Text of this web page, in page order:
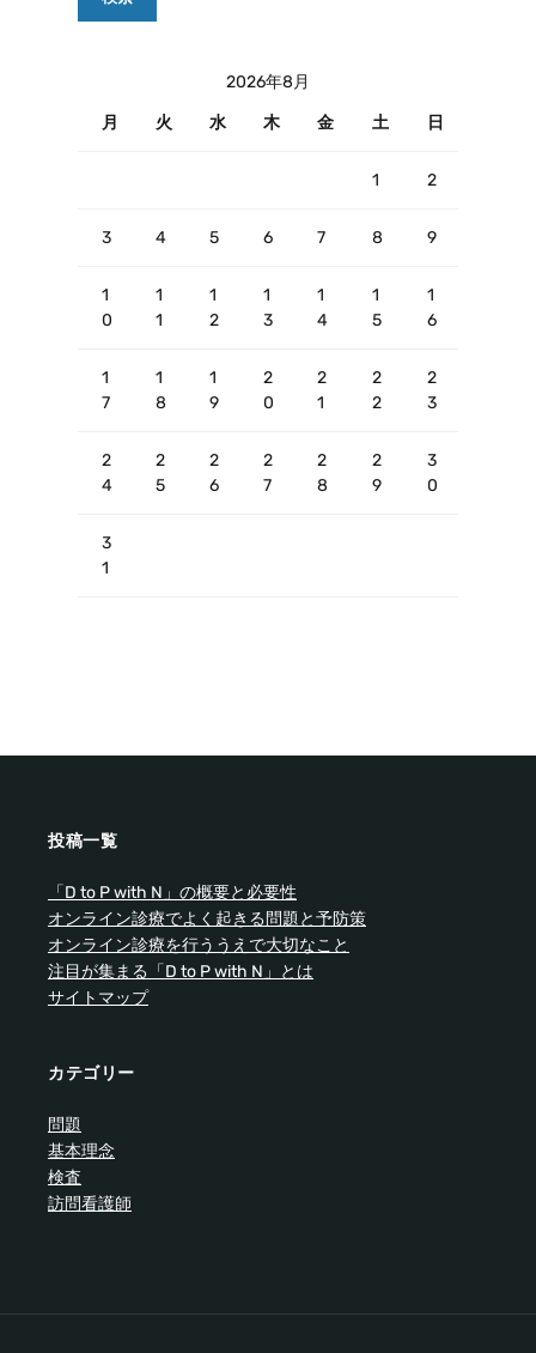
2026年8月
月
火 水 木 金 土 日
1 2
3 4 5 6 7 8 9
1
0
1
1
1
2
1
3
1
4
1
5
1
6
1
7
1
8
1
9
2
0
2
1
2
2
2
3
2
4
2
5
2
6
2
7
2
8
2
9
3
0
3
1
投稿一覧
「D to P with N」の概要と必要性
オンライン診療でよく起きる問題と予防策
オンライン診療を行ううえで大切なこと
注目が集まる「D to P with N」とは
サイトマップ
カテゴリー
問題
基本理念
検査
訪問看護師